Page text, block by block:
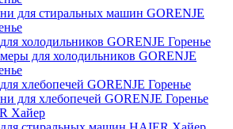
для стиральных машин GORENJE
холодильников GORENJE Горенье
для холодильников GORENJE
хлебопечей GORENJE Горенье
для хлебопечей GORENJE Горенье
Хайер